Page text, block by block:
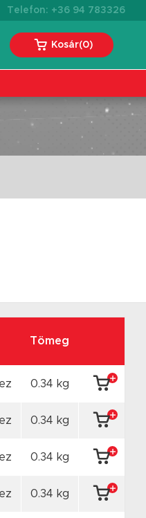
Telefon: +36 94 783326
Kosár(0)
Tömeg
0.34 kg
0.34 kg
0.34 kg
0.34 kg